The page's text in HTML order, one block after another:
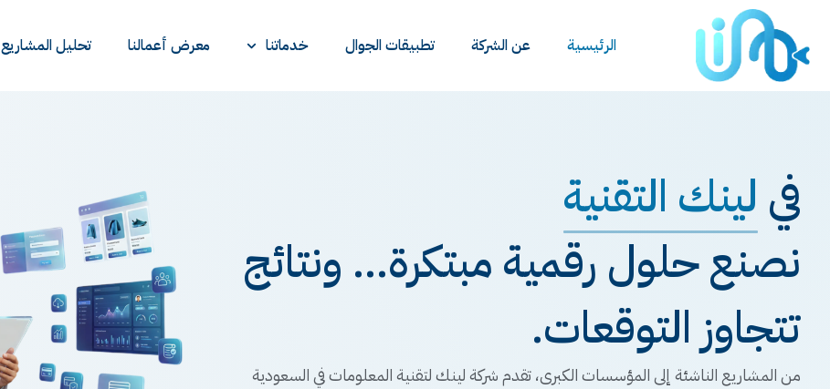
الرئيسية عن الشركة تطبيقات الجوال خدماتنا معرض أعمالنا تحليل المشاريع
في لينك التقنية
نصنع حلول رقمية مبتكرة... ونتائج
تتجاوز التوقعات.
من المشاريع الناشئة إلى المؤسسات الكبرى، تقدم شركة لينك لتقنية المعلومات في السعودية